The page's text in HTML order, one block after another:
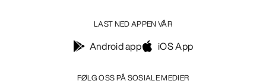
FØLG OSS PÅ SOSIALE MEDIER
LAST NED APPEN VÅR
Android app iOS App